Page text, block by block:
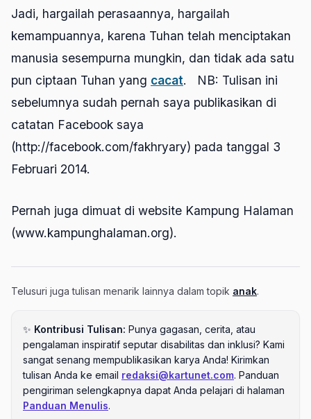
Jadi, hargailah perasaannya, hargailah
kemampuannya, karena Tuhan telah menciptakan
manusia sesempurna mungkin, dan tidak ada satu
pun ciptaan Tuhan yang cacat. NB: Tulisan ini
sebelumnya sudah pernah saya publikasikan di
catatan Facebook saya
(http://facebook.com/fakhryary) pada tanggal 3
Februari 2014.
Pernah juga dimuat di website Kampung Halaman
(www.kampunghalaman.org).
Telusuri juga tulisan menarik lainnya dalam topik anak.
✨ Kontribusi Tulisan: Punya gagasan, cerita, atau
pengalaman inspiratif seputar disabilitas dan inklusi? Kami
sangat senang mempublikasikan karya Anda! Kirimkan
tulisan Anda ke email redaksi@kartunet.com. Panduan
pengiriman selengkapnya dapat Anda pelajari di halaman
Panduan Menulis.